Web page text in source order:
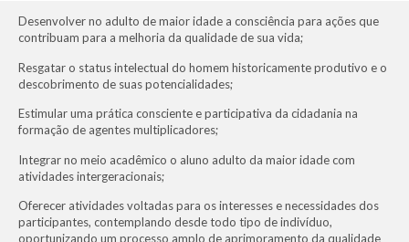
Desenvolver no adulto de maior idade a consciência para ações que
contribuam para a melhoria da qualidade de sua vida;
Resgatar o status intelectual do homem historicamente produtivo e o
descobrimento de suas potencialidades;
Estimular uma prática consciente e participativa da cidadania na
formação de agentes multiplicadores;
Integrar no meio acadêmico o aluno adulto da maior idade com
atividades intergeracionais;
Oferecer atividades voltadas para os interesses e necessidades dos
participantes, contemplando desde todo tipo de indivíduo,
oportunizando um processo amplo de aprimoramento da qualidade